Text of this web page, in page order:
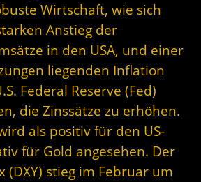
Wirtschaft, wie sich
Anstieg der
in den USA, und einer
liegenden Inflation
Federal Reserve (Fed)
die Zinssätze zu erhöhen.
als positiv für den US-
für Gold angesehen. Der
(DXY) stieg im Februar um